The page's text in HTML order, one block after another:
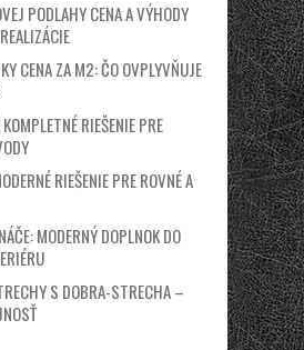
PODLAHY CENA A VÝHODY
CENA ZA M2: ČO OVPLYVŇUJE
RIEŠENIE PRE
RIEŠENIE PRE ROVNÉ A
MODERNÝ DOPLNOK DO
S DOBRA-STRECHA –